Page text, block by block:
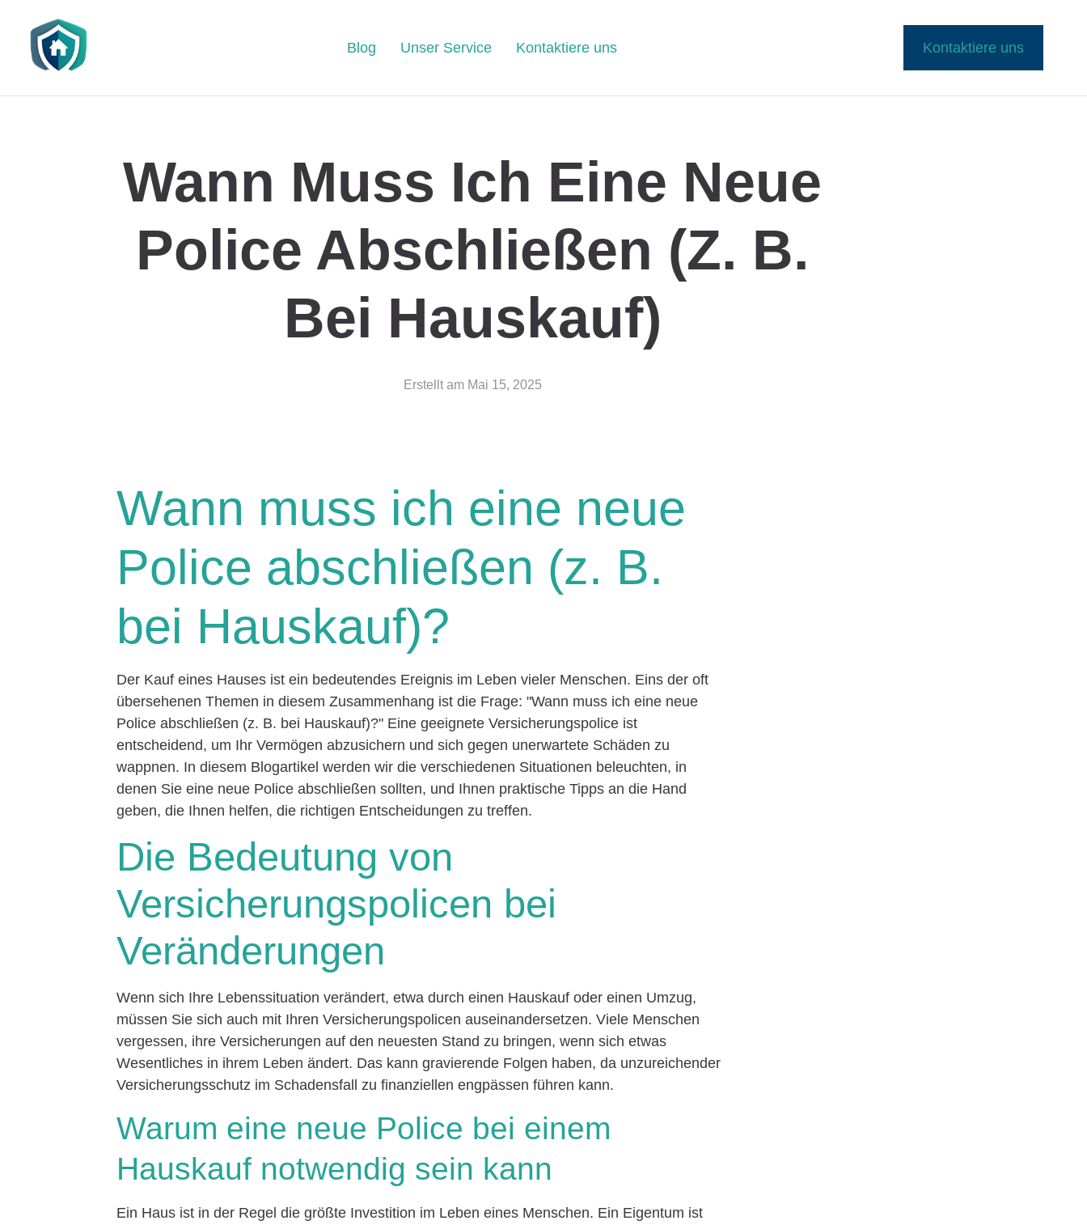
Blog Unser Service Kontaktiere uns Kontaktiere uns
Wann Muss Ich Eine Neue
Police Abschließen (z. B.
Bei Hauskauf)
Erstellt am Mai 15, 2025
Wann muss ich eine neue
Police abschließen (z. B.
bei Hauskauf)?
Der Kauf eines Hauses ist ein bedeutendes Ereignis im Leben vieler Menschen. Eins der oft
übersehenen Themen in diesem Zusammenhang ist die Frage: "Wann muss ich eine neue
Police abschließen (z. B. bei Hauskauf)?" Eine geeignete Versicherungspolice ist
entscheidend, um Ihr Vermögen abzusichern und sich gegen unerwartete Schäden zu
wappnen. In diesem Blogartikel werden wir die verschiedenen Situationen beleuchten, in
denen Sie eine neue Police abschließen sollten, und Ihnen praktische Tipps an die Hand
geben, die Ihnen helfen, die richtigen Entscheidungen zu treffen.
Die Bedeutung von
Versicherungspolicen bei
Veränderungen
Wenn sich Ihre Lebenssituation verändert, etwa durch einen Hauskauf oder einen Umzug,
müssen Sie sich auch mit Ihren Versicherungspolicen auseinandersetzen. Viele Menschen
vergessen, ihre Versicherungen auf den neuesten Stand zu bringen, wenn sich etwas
Wesentliches in ihrem Leben ändert. Das kann gravierende Folgen haben, da unzureichender
Versicherungsschutz im Schadensfall zu finanziellen engpässen führen kann.
Warum eine neue Police bei einem
Hauskauf notwendig sein kann
Ein Haus ist in der Regel die größte Investition im Leben eines Menschen. Ein Eigentum ist